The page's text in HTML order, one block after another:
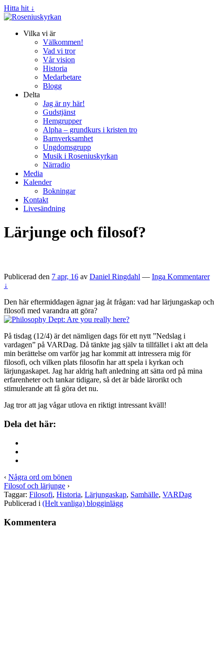
Hitta hit ↓
Vilka vi är
Välkommen!
Vad vi tror
Vår vision
Historia
Medarbetare
Blogg
Delta
Jag är ny här!
Gudstjänst
Hemgrupper
Alpha – grundkurs i kristen tro
Barnverksamhet
Ungdomsgrupp
Musik i Roseniuskyrkan
Närradio
Media
Kalender
Bokningar
Kontakt
Livesändning
Lärjunge och filosof?
Publicerad den 7 apr, 16 av Daniel Ringdahl — Inga Kommentarer
↓
Den här eftermiddagen ägnar jag åt frågan: vad har lärjungaskap och
filosofi med varandra att göra?
På tisdag (12/4) är det nämligen dags för ett nytt ”Nedslag i
vardagen” på VARDag. Då tänkte jag själv ta tillfället i akt att dela
min berättelse om varför jag har kommit att intressera mig för
filosofi, och vilken plats filosofin har att spela i kyrkan och
lärjungaskapet. Jag har aldrig haft anledning att sätta ord på mina
erfarenheter och tankar tidigare, så det är både lärorikt och
stimulerande att få göra det nu.
Jag tror att jag vågar utlova en riktigt intressant kväll!
Dela det här:
‹ Några ord om bönen
Filosof och lärjunge ›
Taggar: Filosofi, Historia, Lärjungaskap, Samhälle, VARDag
Publicerad i (Helt vanliga) blogginlägg
Kommentera